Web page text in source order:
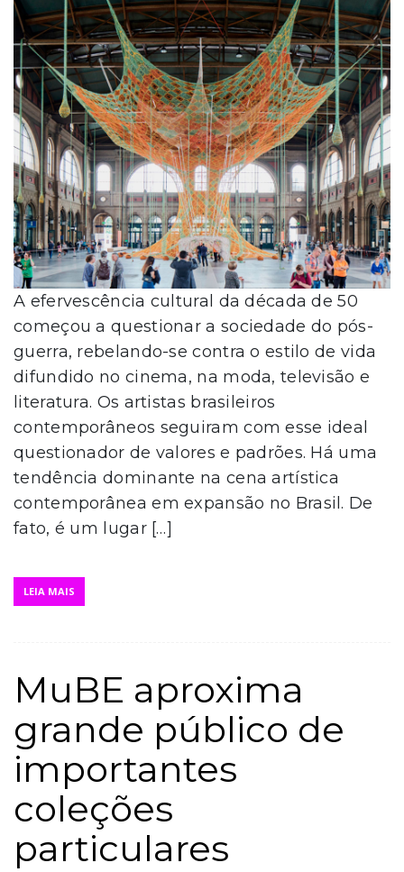
A efervescência cultural da década de 50
começou a questionar a sociedade do pós-
guerra, rebelando-se contra o estilo de vida
difundido no cinema, na moda, televisão e
literatura. Os artistas brasileiros
contemporâneos seguiram com esse ideal
questionador de valores e padrões. Há uma
tendência dominante na cena artística
contemporânea em expansão no Brasil. De
fato, é um lugar […]
LEIA MAIS
MuBE aproxima
grande público de
importantes
coleções
particulares